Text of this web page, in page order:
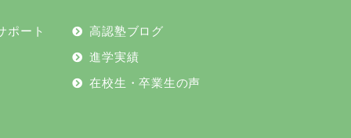
2024年6月
2024年5月
ポート
高認塾ブログ
進学実績
在校生・卒業生の声